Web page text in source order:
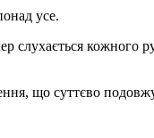
усе.
слухається кожного
що суттєво